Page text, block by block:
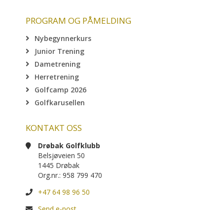
PROGRAM OG PÅMELDING
Nybegynnerkurs
Junior Trening
Dametrening
Herretrening
Golfcamp 2026
Golfkarusellen
KONTAKT OSS
Drøbak Golfklubb
Belsjøveien 50
1445 Drøbak
Org.nr.: 958 799 470
+47 64 98 96 50